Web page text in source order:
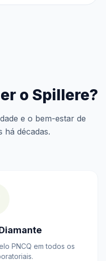
o Spillere?
e o bem-estar de
há décadas.
PNCQ em todos os